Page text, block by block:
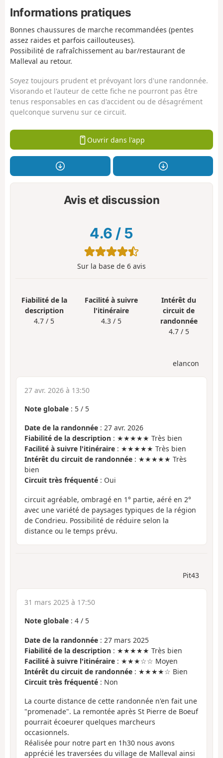
Informations pratiques
Bonnes chaussures de marche recommandées (pentes
assez raides et parfois caillouteuses).
Possibilité de rafraîchissement au bar/restaurant de
Malleval au retour.
Soyez toujours prudent et prévoyant lors d'une randonnée.
Visorando et l'auteur de cette fiche ne pourront pas être
tenus responsables en cas d'accident ou de désagrément
quelconque survenu sur ce circuit.
Ouvrir dans l'app
Avis et discussion
4.6 / 5
Sur la base de 6 avis
Fiabilité de la
description
4.7 / 5
Facilité à suivre
l'itinéraire
4.3 / 5
Intérêt du
circuit de
randonnée
4.7 / 5
elancon
27 avr. 2026 à 13:50
Note globale : 5 / 5
Date de la randonnée : 27 avr. 2026
Fiabilité de la description : ★★★★★ Très bien
Facilité à suivre l'itinéraire : ★★★★★ Très bien
Intérêt du circuit de randonnée : ★★★★★ Très
bien
Circuit très fréquenté : Oui
circuit agréable, ombragé en 1° partie, aéré en 2°
avec une variété de paysages typiques de la région
de Condrieu. Possibilité de réduire selon la
distance ou le temps prévu.
Pit43
31 mars 2025 à 17:50
Note globale : 4 / 5
Date de la randonnée : 27 mars 2025
Fiabilité de la description : ★★★★★ Très bien
Facilité à suivre l'itinéraire : ★★★☆☆ Moyen
Intérêt du circuit de randonnée : ★★★★☆ Bien
Circuit très fréquenté : Non
La courte distance de cette randonnée n'en fait une
"promenade". La remontée après St Pierre de Boeuf
pourrait écoeurer quelques marcheurs
occasionnels.
Réalisée pour notre part en 1h30 nous avons
apprécié les traversées du village de Malleval ainsi